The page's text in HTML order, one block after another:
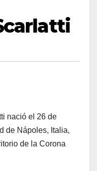
nació el 26 de
de Nápoles, Italia,
de la Corona